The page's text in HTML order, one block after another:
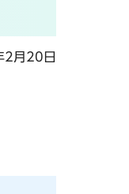
2月20日